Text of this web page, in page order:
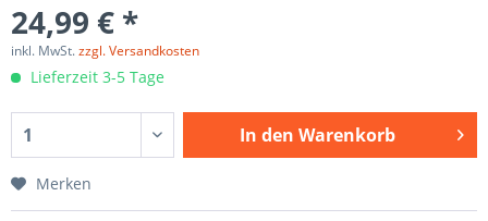
24,99 € *
inkl. MwSt.zzgl. Versandkosten
Lieferzeit 3-5 Tage
In den Warenkorb
Merken